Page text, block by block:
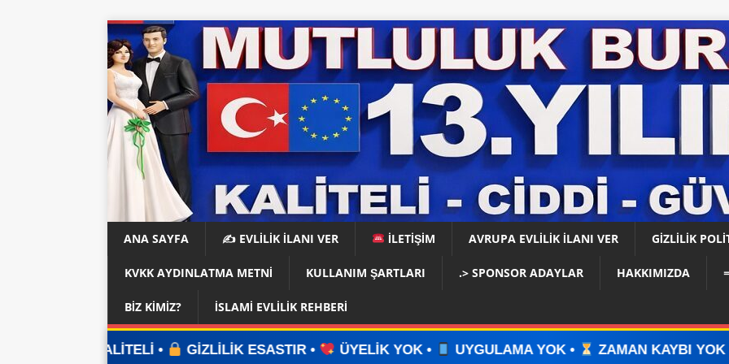
ANA SAYFA ✍️ EVLİLİK İLANI VER İLETİŞİM AVRUPA EVLİLİK İLANI VER GIZLILIK
KVKK AYDINLATMA METNI KULLANIM ŞARTLARI .> SPONSOR ADAYLAR HAKKIMIZDA
BIZ KIMIZ? İSLAMI EVLILIK REHBERI
GİZLİLİK ESASTIR • ÜYELİK YOK • UYGULAMA YOK • ZAMAN KAYBI YOK • İLAN